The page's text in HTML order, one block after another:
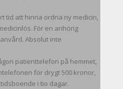
tid att hinna ordna ny medicin,
För en anhörig
Absolut inte
patienttelefon på hemmet,
för drygt 500 kronor,
i tio dagar.